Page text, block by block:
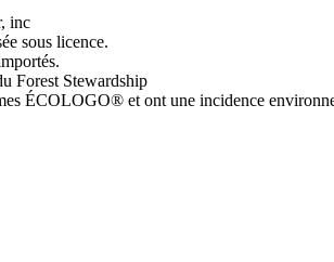
inc
sous licence.
Forest Stewardship
ÉCOLOGO® et ont une incidence